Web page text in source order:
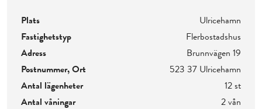
Plats
Ulricehamn
Fastighetstyp
Flerbostadshus
Adress
Brunnvägen 19
Postnummer, Ort
523 37 Ulricehamn
Antal lägenheter
12 st
Antal våningar
2 vån